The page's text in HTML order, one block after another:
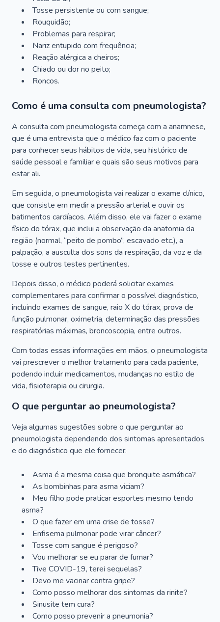
Tosse persistente ou com sangue;
Rouquidão;
Problemas para respirar;
Nariz entupido com frequência;
Reação alérgica a cheiros;
Chiado ou dor no peito;
Roncos.
Como é uma consulta com pneumologista?
A consulta com pneumologista começa com a anamnese,
que é uma entrevista que o médico faz com o paciente
para conhecer seus hábitos de vida, seu histórico de
saúde pessoal e familiar e quais são seus motivos para
estar ali.
Em seguida, o pneumologista vai realizar o exame clínico,
que consiste em medir a pressão arterial e ouvir os
batimentos cardíacos. Além disso, ele vai fazer o exame
físico do tórax, que inclui a observação da anatomia da
região (normal, “peito de pombo”, escavado etc.), a
palpação, a ausculta dos sons da respiração, da voz e da
tosse e outros testes pertinentes.
Depois disso, o médico poderá solicitar exames
complementares para confirmar o possível diagnóstico,
incluindo exames de sangue, raio X do tórax, prova de
função pulmonar, oximetria, determinação das pressões
respiratórias máximas, broncoscopia, entre outros.
Com todas essas informações em mãos, o pneumologista
vai prescrever o melhor tratamento para cada paciente,
podendo incluir medicamentos, mudanças no estilo de
vida, fisioterapia ou cirurgia.
O que perguntar ao pneumologista?
Veja algumas sugestões sobre o que perguntar ao
pneumologista dependendo dos sintomas apresentados
e do diagnóstico que ele fornecer:
Asma é a mesma coisa que bronquite asmática?
As bombinhas para asma viciam?
Meu filho pode praticar esportes mesmo tendo
asma?
O que fazer em uma crise de tosse?
Enfisema pulmonar pode virar câncer?
Tosse com sangue é perigoso?
Vou melhorar se eu parar de fumar?
Tive COVID-19, terei sequelas?
Devo me vacinar contra gripe?
Como posso melhorar dos sintomas da rinite?
Sinusite tem cura?
Como posso prevenir a pneumonia?